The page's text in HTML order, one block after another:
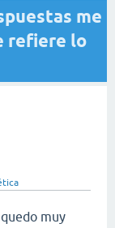
me
refiere lo
muy